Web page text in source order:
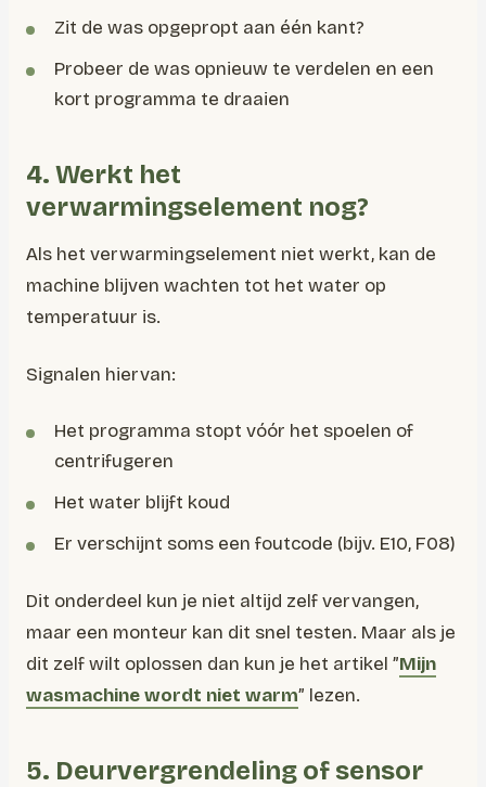
Zit de was opgepropt aan één kant?
Probeer de was opnieuw te verdelen en een
kort programma te draaien
4. Werkt het
verwarmingselement nog?
Als het verwarmingselement niet werkt, kan de
machine blijven wachten tot het water op
temperatuur is.
Signalen hiervan:
Het programma stopt vóór het spoelen of
centrifugeren
Het water blijft koud
Er verschijnt soms een foutcode (bijv. E10, F08)
Dit onderdeel kun je niet altijd zelf vervangen,
maar een monteur kan dit snel testen. Maar als je
dit zelf wilt oplossen dan kun je het artikel ”Mijn
wasmachine wordt niet warm” lezen.
5. Deurvergrendeling of sensor